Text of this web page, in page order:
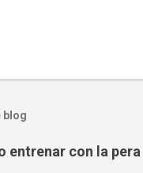
blog
entrenar con la